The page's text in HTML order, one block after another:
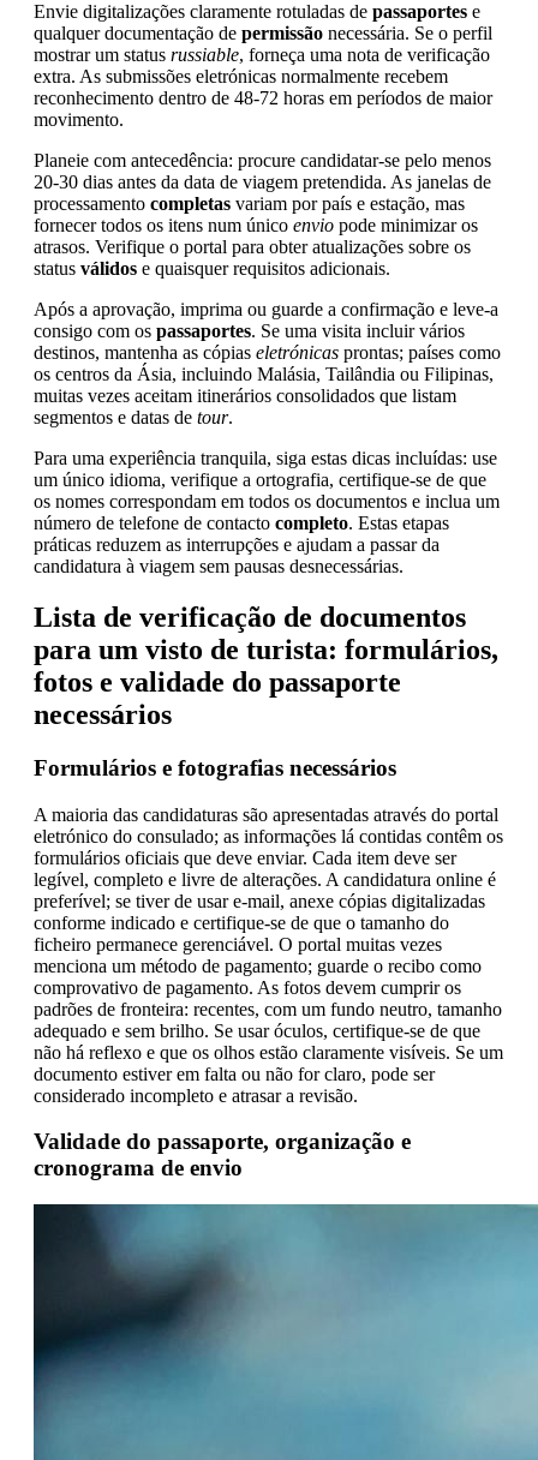
Envie digitalizações claramente rotuladas de passaportes e
qualquer documentação de permissão necessária. Se o perfil
mostrar um status russiable, forneça uma nota de verificação
extra. As submissões eletrónicas normalmente recebem
reconhecimento dentro de 48-72 horas em períodos de maior
movimento.
Planeie com antecedência: procure candidatar-se pelo menos
20-30 dias antes da data de viagem pretendida. As janelas de
processamento completas variam por país e estação, mas
fornecer todos os itens num único envio pode minimizar os
atrasos. Verifique o portal para obter atualizações sobre os
status válidos e quaisquer requisitos adicionais.
Após a aprovação, imprima ou guarde a confirmação e leve-a
consigo com os passaportes. Se uma visita incluir vários
destinos, mantenha as cópias eletrónicas prontas; países como
os centros da Ásia, incluindo Malásia, Tailândia ou Filipinas,
muitas vezes aceitam itinerários consolidados que listam
segmentos e datas de tour.
Para uma experiência tranquila, siga estas dicas incluídas: use
um único idioma, verifique a ortografia, certifique-se de que
os nomes correspondam em todos os documentos e inclua um
número de telefone de contacto completo. Estas etapas
práticas reduzem as interrupções e ajudam a passar da
candidatura à viagem sem pausas desnecessárias.
Lista de verificação de documentos
para um visto de turista: formulários,
fotos e validade do passaporte
necessários
Formulários e fotografias necessários
A maioria das candidaturas são apresentadas através do portal
eletrónico do consulado; as informações lá contidas contêm os
formulários oficiais que deve enviar. Cada item deve ser
legível, completo e livre de alterações. A candidatura online é
preferível; se tiver de usar e-mail, anexe cópias digitalizadas
conforme indicado e certifique-se de que o tamanho do
ficheiro permanece gerenciável. O portal muitas vezes
menciona um método de pagamento; guarde o recibo como
comprovativo de pagamento. As fotos devem cumprir os
padrões de fronteira: recentes, com um fundo neutro, tamanho
adequado e sem brilho. Se usar óculos, certifique-se de que
não há reflexo e que os olhos estão claramente visíveis. Se um
documento estiver em falta ou não for claro, pode ser
considerado incompleto e atrasar a revisão.
Validade do passaporte, organização e
cronograma de envio